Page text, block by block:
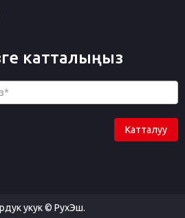
катталыңыз
Катталуу
укук © РухЭш.